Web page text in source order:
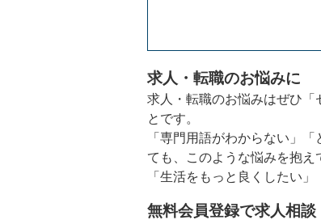
求人・転職のお悩みに
求人・転職のお悩みはぜひ「
とです。
「専門用語がわからない」
ても、このような悩みを抱え
「生活をもっと良くしたい
無料会員登録で求人相談